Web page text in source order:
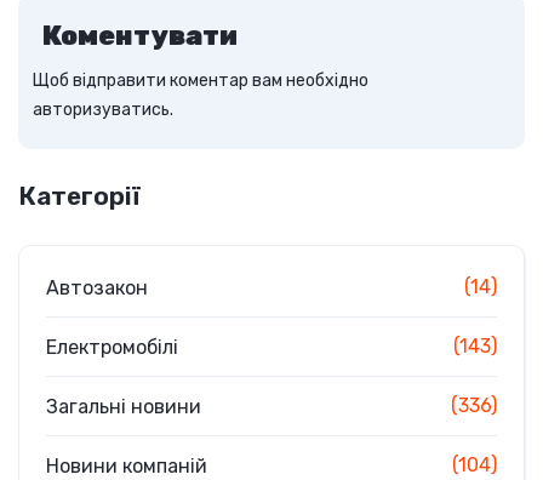
Коментувати
Щоб відправити коментар вам необхідно
авторизуватись.
Категорії
Автозакон (14)
Електромобілі (143)
Загальні новини (336)
Новини компаній (104)